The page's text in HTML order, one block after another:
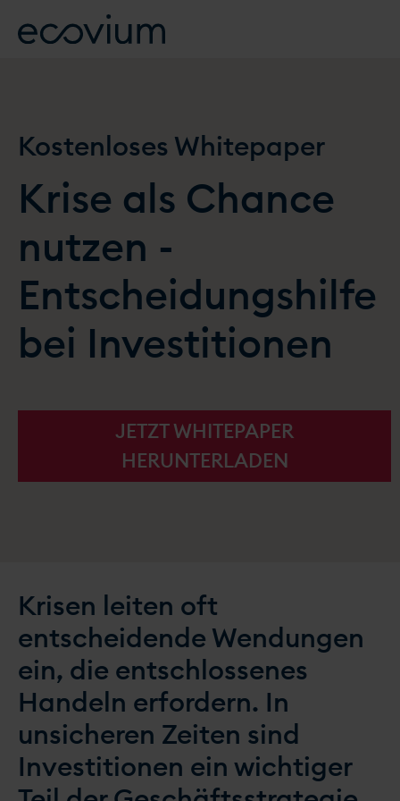
Kostenloses Whitepaper
Krise als Chance
nutzen -
Entscheidungshilfe
bei Investitionen
JETZT WHITEPAPER
HERUNTERLADEN
Krisen leiten oft
entscheidende Wendungen
ein, die entschlossenes
Handeln erfordern. In
unsicheren Zeiten sind
Investitionen ein wichtiger